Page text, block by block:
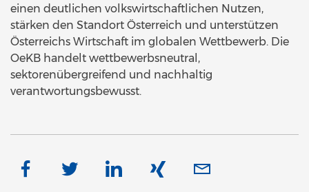
einen deutlichen volkswirtschaftlichen Nutzen,
stärken den Standort Österreich und unterstützen
Österreichs Wirtschaft im globalen Wettbewerb. Die
OeKB handelt wettbewerbsneutral,
sektorenübergreifend und nachhaltig
verantwortungsbewusst.